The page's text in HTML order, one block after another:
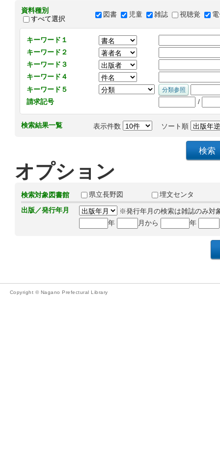
資料種別
すべて選択
図書 児童 雑誌 視聴覚
キーワード１
キーワード２
キーワード３
キーワード４
キーワード５
請求記号
/
検索結果一覧 表示件数 ソート順
オプション
検索対象図書館 県立長野図
埋文センタ
出版／発行年月
※発行年月の検索は雑誌のみ対
年
月から 年
Copyright © Nagano Prefectural Library